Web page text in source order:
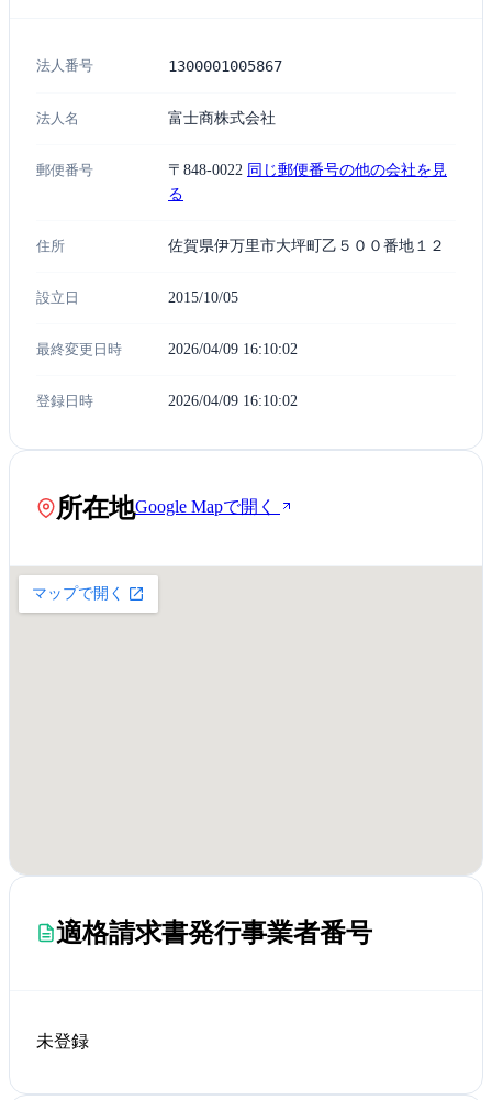
法人番号 1300001005867
法人名 富士商株式会社
郵便番号 〒848-0022 同じ郵便番号の他の会社を見
る
住所 佐賀県伊万里市大坪町乙５００番地１２
設立日 2015/10/05
最終変更日時 2026/04/09 16:10:02
登録日時 2026/04/09 16:10:02
所在地Google Mapで開く
適格請求書発行事業者番号
未登録